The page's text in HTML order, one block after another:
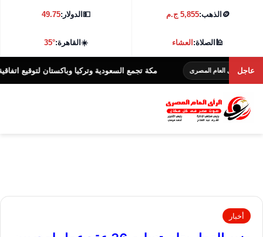
🪙 الذهب:5,855 ج.م 💵الدولار:49.75
🕌الصلاة:العشاء ☀️القاهرة:35°
عاجل
العام المصرى مكة تجمع السعودية وتركيا وباكستان لتوقيع اتفاقية
أخبار